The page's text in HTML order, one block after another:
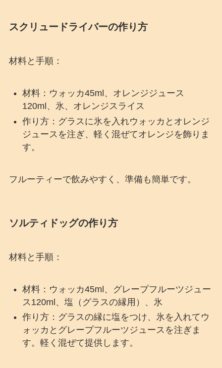
スクリュードライバーの作り方
材料と手順：
材料：ウォッカ45ml、オレンジジュース
120ml、氷、オレンジスライス
作り方：グラスに氷を入れウォッカとオレンジ
ジュースを注ぎ、軽く混ぜてオレンジを飾りま
す。
フルーティーで飲みやすく、準備も簡単です。
ソルティドッグの作り方
材料と手順：
材料：ウォッカ45ml、グレープフルーツジュー
ス120ml、塩（グラスの縁用）、氷
作り方：グラスの縁に塩をつけ、氷を入れてウ
ォッカとグレープフルーツジュースを注ぎま
す。軽く混ぜて提供します。